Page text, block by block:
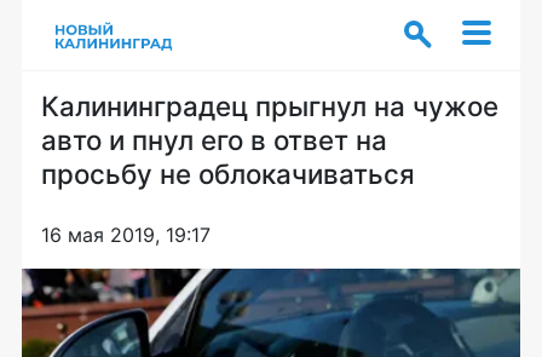
Калининградец прыгнул на чужое
авто и пнул его в ответ на
просьбу не облокачиваться
16 мая 2019, 19:17